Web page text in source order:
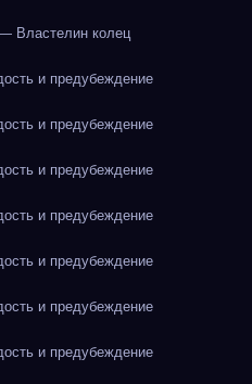
Властелин колец
и предубеждение
и предубеждение
и предубеждение
и предубеждение
и предубеждение
и предубеждение
и предубеждение